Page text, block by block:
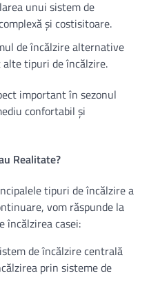
unui sistem de
și costisitoare.
de încălzire alternative
tipuri de încălzire.
important în sezonul
confortabil și
Realitate?
tipuri de încălzire a
vom răspunde la
încălzirea casei:
de încălzire centrală
prin sisteme de